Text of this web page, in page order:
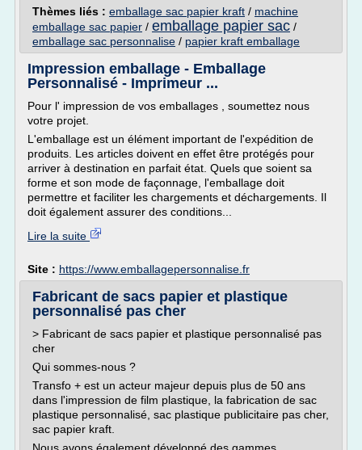
Thèmes liés : emballage sac papier kraft / machine
emballage sac papier / emballage papier sac /
emballage sac personnalise / papier kraft emballage
Impression emballage - Emballage
Personnalisé - Imprimeur ...
Pour l' impression de vos emballages , soumettez nous
votre projet.
L'emballage est un élément important de l'expédition de
produits. Les articles doivent en effet être protégés pour
arriver à destination en parfait état. Quels que soient sa
forme et son mode de façonnage, l'emballage doit
permettre et faciliter les chargements et déchargements. Il
doit également assurer des conditions...
Lire la suite
Site : https://www.emballagepersonnalise.fr
Fabricant de sacs papier et plastique
personnalisé pas cher
> Fabricant de sacs papier et plastique personnalisé pas
cher
Qui sommes-nous ?
Transfo + est un acteur majeur depuis plus de 50 ans
dans l'impression de film plastique, la fabrication de sac
plastique personnalisé, sac plastique publicitaire pas cher,
sac papier kraft.